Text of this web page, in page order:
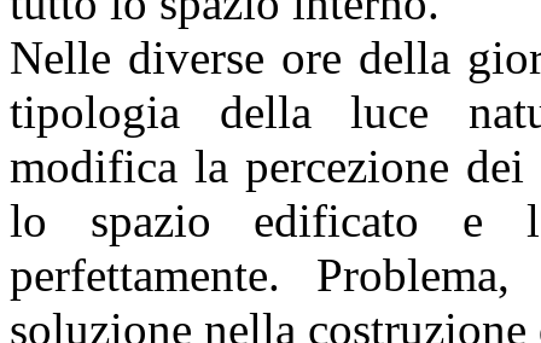
Nelle diverse ore della
tipologia della luce
modifica la percezione
lo spazio edificato e
perfettamente.
soluzione nella